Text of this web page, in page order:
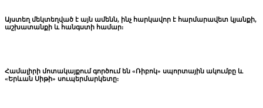
Այստեղ մեկտեղված է այն ամենն, ինչ հարկավոր է հարմարավետ կյանքի,
աշխատանքի և հանգստի համար:
Համալիրի մոտակայքում գործում են «Ռիբոկ» սպորտային ակումբը և
«Երևան Սիթի» սուպերմարկետը: